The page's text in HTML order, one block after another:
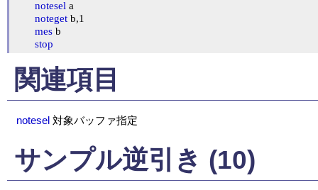
notesel a
noteget b,1
mes b
stop
関連項目
notesel 対象バッファ指定
サンプル逆引き (10)